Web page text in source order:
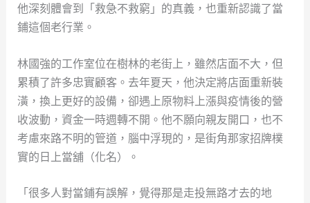
他深刻體會到「救急不救窮」的真義，也重新認識了當
鋪這個老行業。
林國強的工作室位在樹林的老街上，雖然店面不大，但
累積了許多忠實顧客。去年夏天，他決定將店面重新裝
潢，換上更好的設備，卻遇上原物料上漲與疫情後的營
收波動，資金一時週轉不開。他不願向親友開口，也不
考慮來路不明的管道，腦中浮現的，是街角那家招牌樸
實的日上當舖（化名）。
「很多人對當鋪有誤解，覺得那是走投無路才去的地